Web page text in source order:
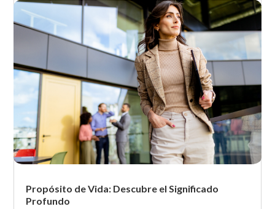
Propósito de Vida: Descubre el Significado
Profundo